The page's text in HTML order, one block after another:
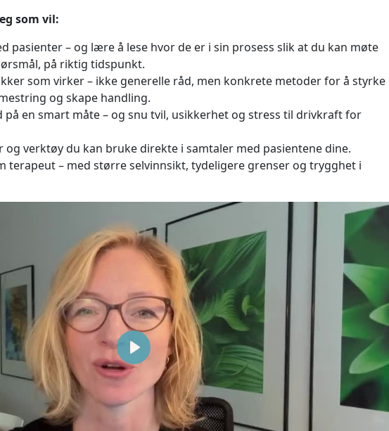
som vil:
pasienter – og lære å lese hvor de er i sin prosess slik at du kan møte
på riktig tidspunkt.
som virker – ikke generelle råd, men konkrete metoder for å styrke
og skape handling.
på en smart måte – og snu tvil, usikkerhet og stress til drivkraft for
og verktøy du kan bruke direkte i samtaler med pasientene dine.
terapeut – med større selvinnsikt, tydeligere grenser og trygghet i